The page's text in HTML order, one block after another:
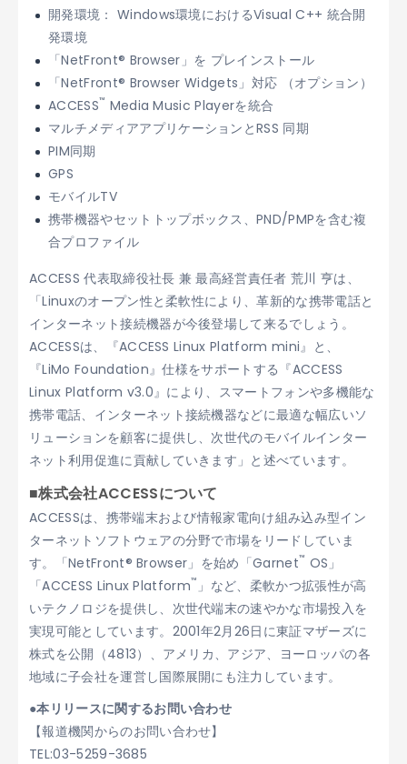
開発環境： Windows環境におけるVisual C++ 統合開
発環境
「NetFront® Browser」を プレインストール
「NetFront® Browser Widgets」対応 （オプション）
ACCESS™ Media Music Playerを統合
マルチメディアアプリケーションとRSS 同期
PIM同期
GPS
モバイルTV
携帯機器やセットトップボックス、PND/PMPを含む複
合プロファイル
ACCESS 代表取締役社長 兼 最高経営責任者 荒川 亨は、
「Linuxのオープン性と柔軟性により、革新的な携帯電話と
インターネット接続機器が今後登場して来るでしょう。
ACCESSは、『ACCESS Linux Platform mini』と、
『LiMo Foundation』仕様をサポートする『ACCESS
Linux Platform v3.0』により、スマートフォンや多機能な
携帯電話、インターネット接続機器などに最適な幅広いソ
リューションを顧客に提供し、次世代のモバイルインター
ネット利用促進に貢献していきます」と述べています。
■株式会社ACCESSについて
ACCESSは、携帯端末および情報家電向け組み込み型イン
ターネットソフトウェアの分野で市場をリードしていま
す。「NetFront® Browser」を始め「Garnet™ OS」
「ACCESS Linux Platform™ 」など、柔軟かつ拡張性が高
いテクノロジを提供し、次世代端末の速やかな市場投入を
実現可能としています。2001年2月26日に東証マザーズに
株式を公開（4813）、アメリカ、アジア、ヨーロッパの各
地域に子会社を運営し国際展開にも注力しています。
●本リリースに関するお問い合わせ
【報道機関からのお問い合わせ】
TEL:03-5259-3685